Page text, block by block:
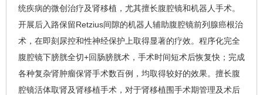
统疾病的微创治疗及肾移植，尤其擅长腹腔镜和机器人手术。
开展后入路保留Retzius间隙的机器人辅助腹腔镜前列腺癌根治
术，在即刻尿控和性神经保护上取得显著的疗效。程序化完全
腹腔镜下膀胱全切+回肠膀胱术，手术时间短术后恢复快；完成
各种复杂肾肿瘤保肾手术数百例，均取得较好的效果。擅长腹
腔镜活体取肾及肾移植手术，对于肾移植围手术期管理及术后